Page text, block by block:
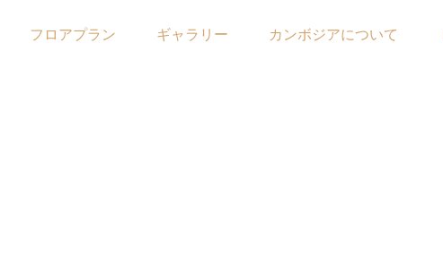
フロアプラン ギャラリー カンボジアについて